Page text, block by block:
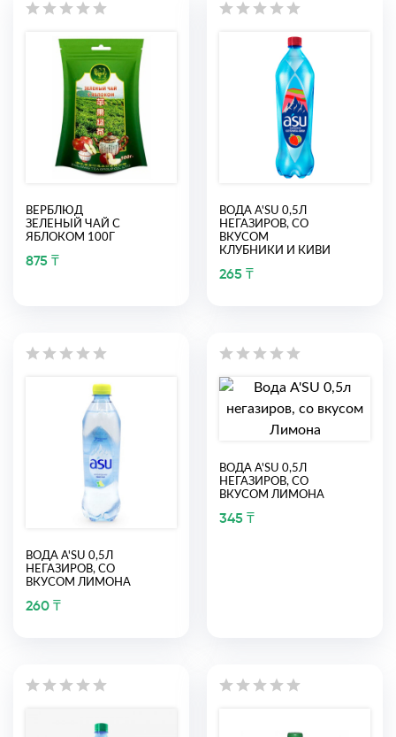
ВЕРБЛЮД
ЗЕЛЕНЫЙ ЧАЙ С
ЯБЛОКОМ 100Г
875 ₸
ВОДА A'SU 0,5Л
НЕГАЗИРОВ, СО
ВКУСОМ
КЛУБНИКИ И КИВИ
265 ₸
ВОДА A'SU 0,5Л
НЕГАЗИРОВ, СО
ВКУСОМ ЛИМОНА
260 ₸
ВОДА A'SU 0,5Л
НЕГАЗИРОВ, СО
ВКУСОМ ЛИМОНА
345 ₸